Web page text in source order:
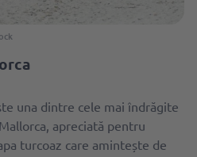
una dintre cele mai îndrăgite
apreciată pentru
turcoaz care amintește de